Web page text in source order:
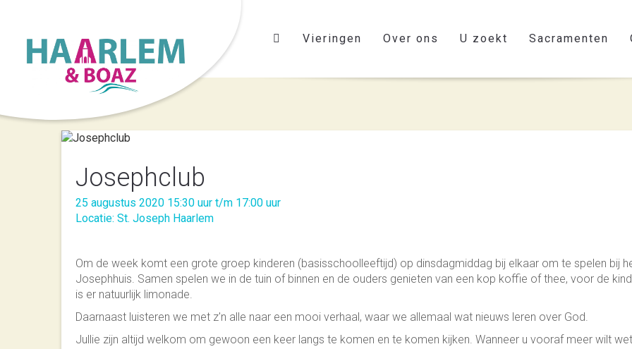
Vieringen Over ons U zoekt Sacramenten
Josephclub
25 augustus 2020 15:30 uur t/m 17:00 uur
Locatie: St. Joseph Haarlem
Om de week komt een grote groep kinderen (basisschoolleeftijd) op dinsdagmiddag bij elkaar om te spelen bij
Josephhuis. Samen spelen we in de tuin of binnen en de ouders genieten van een kop koffie of thee, voor de
is er natuurlijk limonade.
Daarnaast luisteren we met z'n alle naar een mooi verhaal, waar we allemaal wat nieuws leren over God.
Jullie zijn altijd welkom om gewoon een keer langs te komen en te komen kijken. Wanneer u vooraf meer wilt